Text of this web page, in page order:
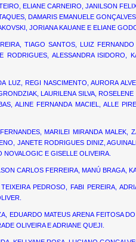
ELIANE CARNEIRO, JANILSON
DAMARIS EMANUELE GONÇALVES
JORIANA KAUANE E ELIANE
TIAGO SANTOS, LUIZ
RODRIGUES, ALESSANDRA ISIDORO,
LUZ, REGI NASCIMENTO, AURORA
LAURILENA SILVA,
ALINE FERNANDA MACIEL, ALLE
MARILEI MIRANDA MALEK,
JANETE RODRIGUES DINIZ,
E GISELLE OLIVEIRA.
CARLOS FERREIRA, MANÚ BRAGA,
PEDROSO, FABI PEREIRA,
EDUARDO MATEUS ARENA FEITOSA
OLIVEIRA E ADRIANE QUEJI.